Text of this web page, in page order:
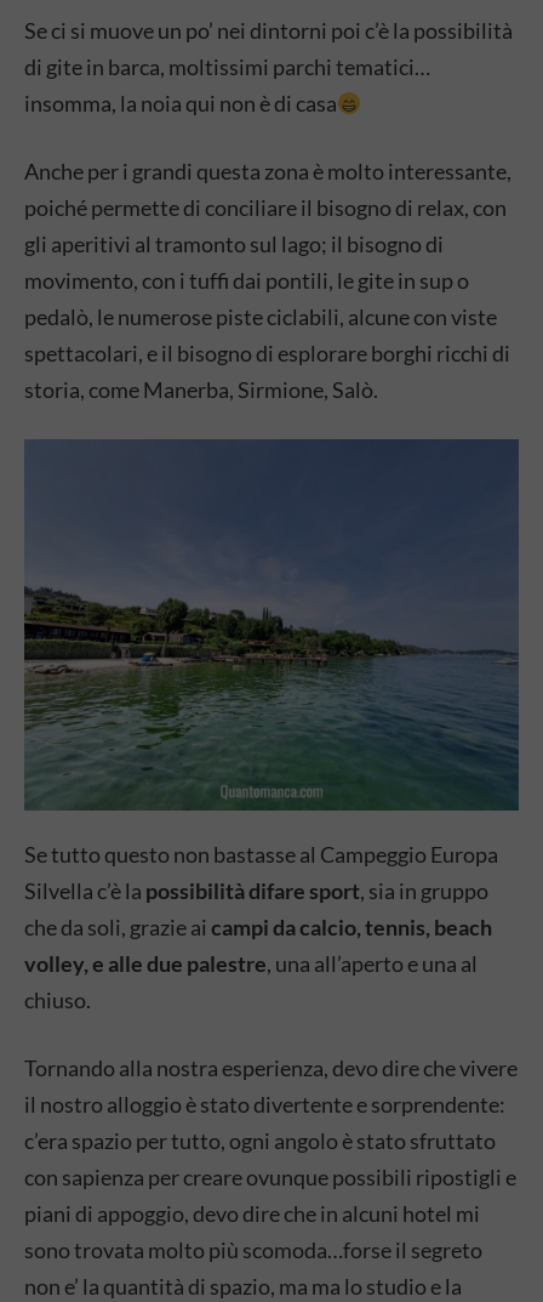
Se ci si muove un po’ nei dintorni poi c’è la possibilità
di gite in barca, moltissimi parchi tematici…
insomma, la noia qui non è di casa
Anche per i grandi questa zona è molto interessante,
poiché permette di conciliare il bisogno di relax, con
gli aperitivi al tramonto sul lago; il bisogno di
movimento, con i tuffi dai pontili, le gite in sup o
pedalò, le numerose piste ciclabili, alcune con viste
spettacolari, e il bisogno di esplorare borghi ricchi di
storia, come Manerba, Sirmione, Salò.
Se tutto questo non bastasse al Campeggio Europa
Silvella c’è la possibilità difare sport, sia in gruppo
che da soli, grazie ai campi da calcio, tennis, beach
volley, e alle due palestre, una all’aperto e una al
chiuso.
Tornando alla nostra esperienza, devo dire che vivere
il nostro alloggio è stato divertente e sorprendente:
c’era spazio per tutto, ogni angolo è stato sfruttato
con sapienza per creare ovunque possibili ripostigli e
piani di appoggio, devo dire che in alcuni hotel mi
sono trovata molto più scomoda…forse il segreto
non e’ la quantità di spazio, ma ma lo studio e la